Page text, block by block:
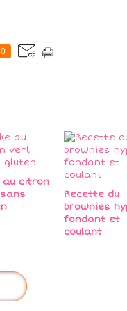
0
au citron
Recette du
brownies
fondant et
coulant